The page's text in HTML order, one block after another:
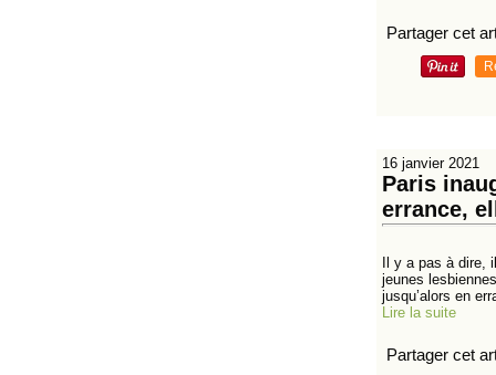
Partager cet
16 janvier 2021
Paris
errance,
Il y a pas à dire,
jeunes
jusqu’alors en
Lire la suite
Partager cet